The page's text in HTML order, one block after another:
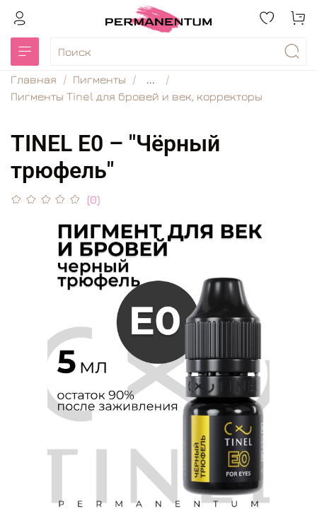
Главная Пигменты
...
Пигменты Tinel для бровей и век, корректоры
TINEL Е0 – "Чёрный
трюфель"
(0)